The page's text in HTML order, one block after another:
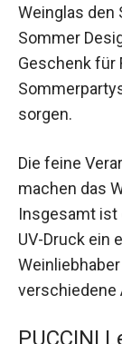
Weinglas den
Sommer
Geschenk für
sorgen.
Die feine
machen das
Insgesamt ist
UV-Druck ein
verschiedene
PUCCINI